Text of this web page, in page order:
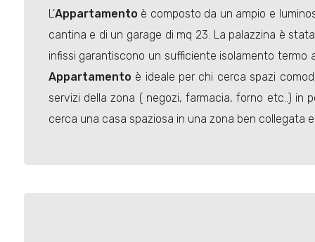
L'Appartamento è composto da un ampio e
cantina e di un garage di mq 23. La palazzina è
infissi garantiscono un sufficiente isolamento
Appartamento è ideale per chi cerca spazi
servizi della zona ( negozi, farmacia, forno etc..) in
cerca una casa spaziosa in una zona ben collegata